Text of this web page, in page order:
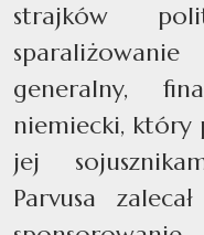
strajków
generalny,
niemiecki, który
jej
Parvusa